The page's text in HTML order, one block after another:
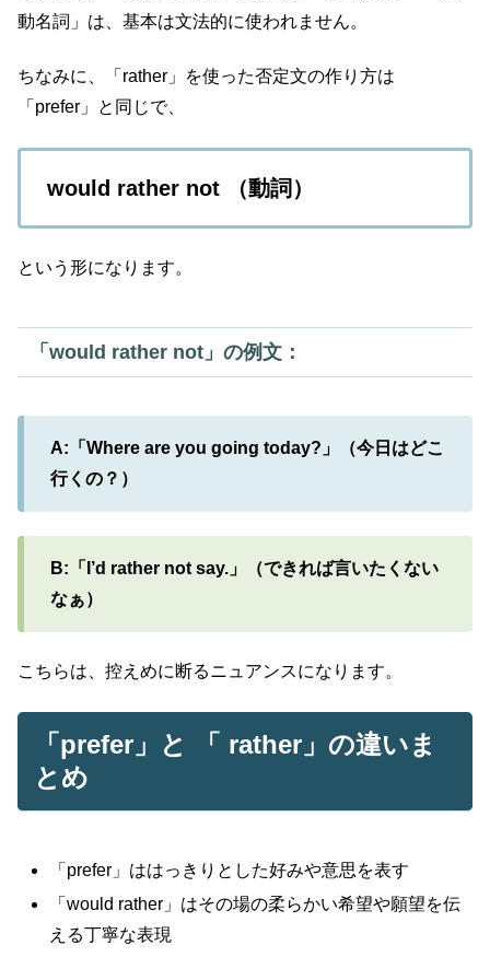
動名詞」は、基本は文法的に使われません。
ちなみに、「rather」を使った否定文の作り方は
「prefer」と同じで、
would rather not （動詞）
という形になります。
「would rather not」の例文：
A:「Where are you going today?」（今日はどこ
行くの？）
B:「I’d rather not say.」（できれば言いたくない
なぁ）
こちらは、控えめに断るニュアンスになります。
「prefer」と 「 rather」の違いま
とめ
「prefer」ははっきりとした好みや意思を表す
「would rather」はその場の柔らかい希望や願望を伝
える丁寧な表現